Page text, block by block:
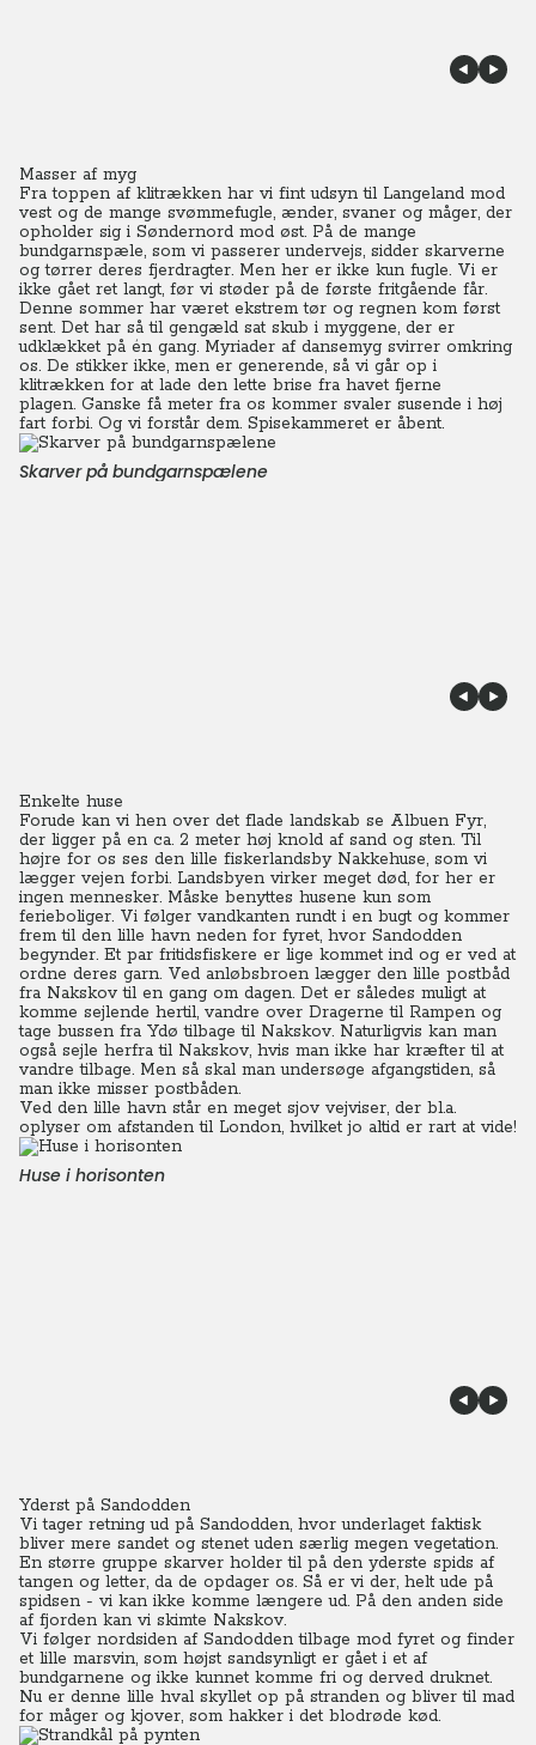
Masser af myg
Fra toppen af klitrækken har vi fint udsyn til Langeland mod
vest og de mange svømmefugle, ænder, svaner og måger, der
opholder sig i Søndernord mod øst. På de mange
bundgarnspæle, som vi passerer undervejs, sidder skarverne
og tørrer deres fjerdragter. Men her er ikke kun fugle. Vi er
ikke gået ret langt, før vi støder på de første fritgående får.
Denne sommer har været ekstrem tør og regnen kom først
sent. Det har så til gengæld sat skub i myggene, der er
udklækket på én gang. Myriader af dansemyg svirrer omkring
os. De stikker ikke, men er generende, så vi går op i
klitrækken for at lade den lette brise fra havet fjerne
plagen. Ganske få meter fra os kommer svaler susende i høj
fart forbi. Og vi forstår dem. Spisekammeret er åbent.
Skarver på bundgarnspælene
Enkelte huse
Forude kan vi hen over det flade landskab se Albuen Fyr,
der ligger på en ca. 2 meter høj knold af sand og sten. Til
højre for os ses den lille fiskerlandsby Nakkehuse, som vi
lægger vejen forbi. Landsbyen virker meget død, for her er
ingen mennesker. Måske benyttes husene kun som
ferieboliger. Vi følger vandkanten rundt i en bugt og kommer
frem til den lille havn neden for fyret, hvor Sandodden
begynder. Et par fritidsfiskere er lige kommet ind og er ved at
ordne deres garn. Ved anløbsbroen lægger den lille postbåd
fra Nakskov til en gang om dagen. Det er således muligt at
komme sejlende hertil, vandre over Dragerne til Rampen og
tage bussen fra Ydø tilbage til Nakskov. Naturligvis kan man
også sejle herfra til Nakskov, hvis man ikke har kræfter til at
vandre tilbage. Men så skal man undersøge afgangstiden, så
man ikke misser postbåden.
Ved den lille havn står en meget sjov vejviser, der bl.a.
oplyser om afstanden til London, hvilket jo altid er rart at vide!
Huse i horisonten
Yderst på Sandodden
Vi tager retning ud på Sandodden, hvor underlaget faktisk
bliver mere sandet og stenet uden særlig megen vegetation.
En større gruppe skarver holder til på den yderste spids af
tangen og letter, da de opdager os. Så er vi der, helt ude på
spidsen - vi kan ikke komme længere ud. På den anden side
af fjorden kan vi skimte Nakskov.
Vi følger nordsiden af Sandodden tilbage mod fyret og finder
et lille marsvin, som højst sandsynligt er gået i et af
bundgarnene og ikke kunnet komme fri og derved druknet.
Nu er denne lille hval skyllet op på stranden og bliver til mad
for måger og kjover, som hakker i det blodrøde kød.